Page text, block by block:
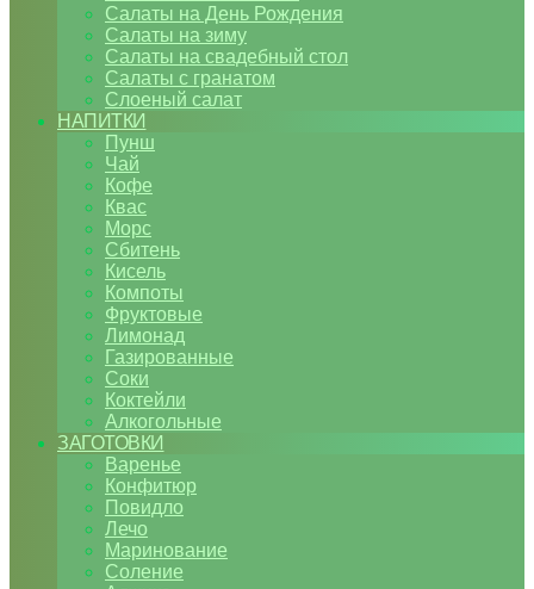
Салаты на День Рождения
Салаты на зиму
Салаты на свадебный стол
Салаты с гранатом
Слоеный салат
НАПИТКИ
Пунш
Чай
Кофе
Квас
Морс
Сбитень
Кисель
Компоты
Фруктовые
Лимонад
Газированные
Соки
Коктейли
Алкогольные
ЗАГОТОВКИ
Варенье
Конфитюр
Повидло
Лечо
Маринование
Соление